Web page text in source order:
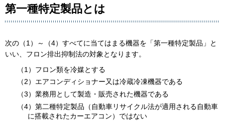
第一種特定製品とは
次の（1）～（4）すべてに当てはまる機器を「第一種特定製品」と
いい、フロン排出抑制法の対象となります。
（1）フロン類を冷媒とする
（2）エアコンディショナー又は冷蔵冷凍機器である
（3）業務用として製造・販売された機器である
（4）第二種特定製品（自動車リサイクル法が適用される自動車
に搭載されたカーエアコン）ではない